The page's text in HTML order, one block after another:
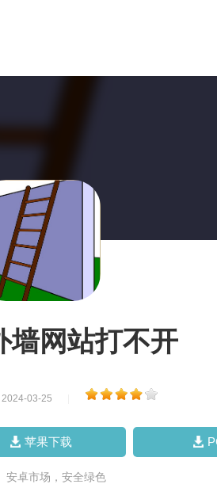
墙网站打不开
2024-03-25
苹果下载
安卓市场，安全绿色